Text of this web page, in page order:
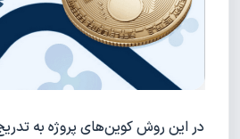
در این روش کوین‌های پروژه به